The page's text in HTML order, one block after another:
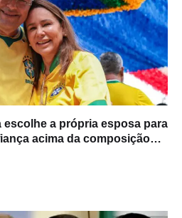
escolhe a própria esposa para
acima da composição